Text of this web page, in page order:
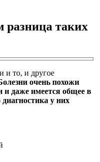
разница таких
и то, и другое
очень похожи
и даже имеется общее в
у них